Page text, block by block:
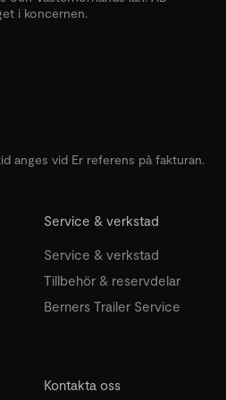
i koncernen.
anges vid Er referens på fakturan.
Service & verkstad
Service & verkstad
Tillbehör & reservdelar
Berners Trailer Service
Kontakta oss